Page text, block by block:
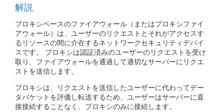
解説
プロキシベースのファイアウォール（またはプロキシファイ
アウォール）は、ユーザーのリクエストとそれがアクセスす
るリソースの間に介在するネットワークセキュリティデバイ
スです。 プロキシは認証済みのユーザーのリクエストを受け
取り、ファイアウォールを通過して適切なサーバーにリクエ
ストを送信します。
プロキシは、リクエストを送信したユーザーに代わってデー
タバケットを評価し転送するため、ユーザーはサーバーに直
接接続することなく、プロキシのみに接続します。